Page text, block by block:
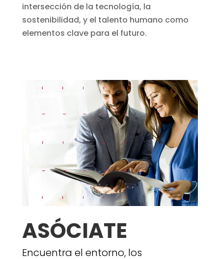
intersección de la tecnología, la
sostenibilidad, y el talento humano como
elementos clave para el futuro.
ASÓCIATE
Encuentra el entorno, los